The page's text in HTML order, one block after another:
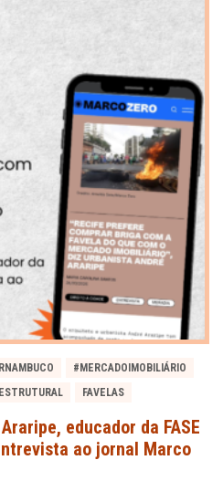
#MERCADOIMOBILIÁRIO
FAVELAS
educador da FASE
ao jornal Marco